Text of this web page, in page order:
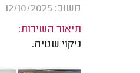
משוב: 12/10/2025
תיאור השירות:
ניקוי שטיח.